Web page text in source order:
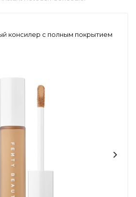
консилер с полным покрытием